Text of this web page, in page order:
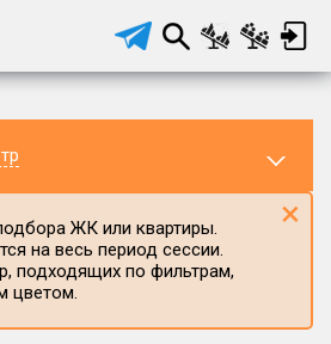
ЖК или квартиры.
на весь период сессии.
подходящих по фильтрам,
цветом.
×